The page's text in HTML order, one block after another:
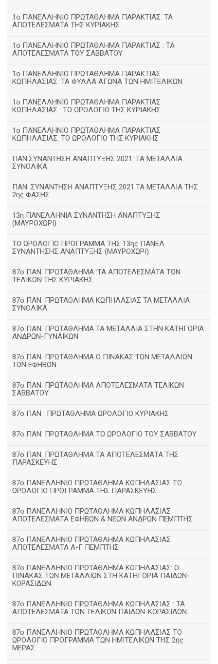
1ο ΠΑΝΕΛΛΗΝΙΟ ΠΡΩΤΑΘΛΗΜΑ ΠΑΡΑΚΤΙΑΣ: ΤΑ
ΑΠΟΤΕΛΕΣΜΑΤΑ ΤΗΣ ΚΥΡΙΑΚΗΣ
1ο ΠΑΝΕΛΛΗΝΙΟ ΠΡΩΤΑΘΛΗΜΑ ΠΑΡΑΚΤΙΑΣ : ΤΑ
ΑΠΟΤΕΛΕΣΜΑΤΑ ΤΟΥ ΣΑΒΒΑΤΟΥ
1ο ΠΑΝΕΛΛΗΝΙΟ ΠΡΩΤΑΘΛΗΜΑ ΠΑΡΑΚΤΙΑΣ
ΚΩΠΗΛΑΣΙΑΣ: ΤΑ ΦΥΛΛΑ ΑΓΩΝΑ ΤΩΝ ΗΜΙΤΕΛΙΚΩΝ
1ο ΠΑΝΕΛΛΗΝΙΟ ΠΡΩΤΑΘΛΗΜΑ ΠΑΡΑΚΤΙΑΣ
ΚΩΠΗΛΑΣΙΑΣ : ΤΟ ΩΡΟΛΟΓΙΟ ΤΗΣ ΚΥΡΙΑΚΗΣ
1o ΠΑΝΕΛΛΗΝΙΟ ΠΡΩΤΑΘΛΗΜΑ ΠΑΡΑΚΤΙΑΣ
ΚΩΠΗΛΑΣΙΑΣ: ΤΟ ΩΡΟΛΟΓΙΟ ΤΗΣ ΚΥΡΙΑΚΗΣ
ΠΑΝ.ΣΥΝΑΝΤΗΣΗ ΑΝΑΠΤΥΞΗΣ 2021: ΤΑ ΜΕΤΑΛΛΙΑ
ΣΥΝΟΛΙΚΑ
ΠΑΝ. ΣΥΝΑΝΤΗΣΗ ΑΝΑΠΤΥΞΗΣ 2021:ΤΑ ΜΕΤΑΛΛΙΑ ΤΗΣ
2ης ΦΑΣΗΣ
13η ΠΑΝΕΛΛΗΝΙΑ ΣΥΝΑΝΤΗΣΗ ΑΝΑΠΤΥΞΗΣ
(ΜΑΥΡΟΧΩΡΙ)
ΤΟ ΩΡΟΛΟΓΙΟ ΠΡΟΓΡΑΜΜΑ ΤΗΣ 13ης ΠΑΝΕΛ.
ΣΥΝΑΝΤΗΣΗΣ ΑΝΑΠΤΥΞΗΣ (ΜΑΥΡΟΧΩΡΙ)
87ο ΠΑΝ. ΠΡΩΤΑΘΛΗΜΑ :ΤΑ ΑΠΟΤΕΛΕΣΜΑΤΑ ΤΩΝ
ΤΕΛΙΚΩΝ ΤΗΣ ΚΥΡΙΑΚΗΣ
87ο ΠΑΝ. ΠΡΩΤΑΘΛΗΜΑ ΚΩΠΗΛΑΣΙΑΣ ΤΑ ΜΕΤΑΛΛΙΑ
ΣΥΝΟΛΙΚΑ
87ο ΠΑΝ. ΠΡΩΤΑΘΛΗΜΑ ΤΑ ΜΕΤΑΛΛΙΑ ΣΤΗΝ ΚΑΤΗΓΟΡΙΑ
ΑΝΔΡΩΝ-ΓΥΝΑΙΚΩΝ
87ο ΠΑΝ. ΠΡΩΤΑΘΛΗΜΑ Ο ΠΙΝΑΚΑΣ ΤΩΝ ΜΕΤΑΛΛΙΩΝ
ΤΩΝ ΕΦΗΒΩΝ
87ο ΠΑΝ. ΠΡΩΤΑΘΛΗΜΑ ΑΠΟΤΕΛΕΣΜΑΤΑ ΤΕΛΙΚΩΝ
ΣΑΒΒΑΤΟΥ
87ο ΠΑΝ . ΠΡΩΤΑΘΛΗΜΑ ΩΡΟΛΟΓΙΟ ΚΥΡΙΑΚΗΣ
87ο ΠΑΝ. ΠΡΩΤΑΘΛΗΜΑ ΤΟ ΩΡΟΛΟΓΙΟ ΤΟΥ ΣΑΒΒΑΤΟΥ
87ο ΠΑΝ. ΠΡΩΤΑΘΛΗΜΑ ΤΑ ΑΠΟΤΕΛΕΣΜΑΤΑ ΤΗΣ
ΠΑΡΑΣΚΕΥΗΣ
87ο ΠΑΝΕΛΛΗΝΙΟ ΠΡΩΤΑΘΛΗΜΑ ΚΩΠΗΛΑΣΙΑΣ ΤΟ
ΩΡΟΛΟΓΙΟ ΠΡΟΓΡΑΜΜΑ ΤΗΣ ΠΑΡΑΣΚΕΥΗΣ
87ο ΠΑΝΕΛΛΗΝΙΟ ΠΡΩΤΑΘΛΗΜΑ ΚΩΠΗΛΑΣΙΑΣ
ΑΠΟΤΕΛΕΣΜΑΤΑ ΕΦΗΒΩΝ & ΝΕΩΝ ΑΝΔΡΩΝ ΠΕΜΠΤΗΣ
87ο ΠΑΝΕΛΛΗΝΙΟ ΠΡΩΤΑΘΛΗΜΑ ΚΩΠΗΛΑΣΙΑΣ
ΑΠΟΤΕΛΕΣΜΑΤΑ Α-Γ ΠΕΜΠΤΗΣ
87ο ΠΑΝΕΛΛΗΝΙΟ ΠΡΩΤΑΘΛΗΜΑ ΚΩΠΗΛΑΣΙΑΣ: Ο
ΠΙΝΑΚΑΣ ΤΩΝ ΜΕΤΑΛΛΙΩΝ ΣΤΗ ΚΑΤΗΓΟΡΙΑ ΠΑΙΔΩΝ-
ΚΟΡΑΣΙΔΩΝ
87ο ΠΑΝΕΛΛΗΝΙΟ ΠΡΩΤΑΘΛΗΜΑ ΚΩΠΗΛΑΣΙΑΣ : ΤΑ
ΑΠΟΤΕΛΕΣΜΑΤΑ ΤΩΝ ΤΕΛΙΚΩΝ ΠΑΙΔΩΝ-ΚΟΡΑΣΙΔΩΝ
87ο ΠΑΝΕΛΛΗΝΙΟ ΠΡΩΤΑΘΛΗΜΑ ΚΩΠΗΛΑΣΙΑΣ ΤΟ
ΩΡΟΛΟΓΙΟ ΠΡΟΓΡΑΜΜΑ ΤΩΝ ΗΜΙΤΕΛΙΚΩΝ ΤΗΣ 2ης
ΜΕΡΑΣ